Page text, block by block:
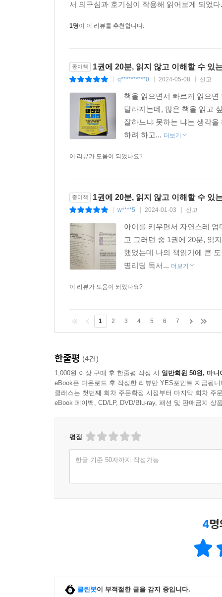
서 의구심과 호기심이 작용해 읽어보게 되었
1명이 이 리뷰를 추천합니다.
종이책 1권에 20분, 읽지 않고 이해할 수 있
q**********0 2024-05-08 신고
책을 읽으면서 빠르게 읽으
달라지는데, 많은 책을 읽고
잘하느냐 못하는 냐는 생각
하려 하고... 더보기
이 리뷰가 도움이 되었나요?
종이책 1권에 20분, 읽지 않고 이해할 수 있
w****5 2024-01-03 신고
아이를 키우면서 자연스레
고 그러던 중 1권에 20분, 읽
했었는데 나의 책읽기에 큰
명리딩 독서... 더보기
이 리뷰가 도움이 되었나요?
1 2 3 4 5 6 7
한줄평 (4건)
1,000원 이상 구매 후 한줄평 작성 시 일반회원 50원, 마니
eBook은 다운로드 후 작성한 리뷰만 YES포인트 지급됩니
클래스는 첫번째 회차 주문확정 시점부터 마지막 회차 주
eBook 페이백, CD/LP, DVD/Blu-ray, 패션 및 판매금지 상
평점
한글 기준 50자까지 작성가능
4
클린봇이 부적절한 글을 감지 중입니다.